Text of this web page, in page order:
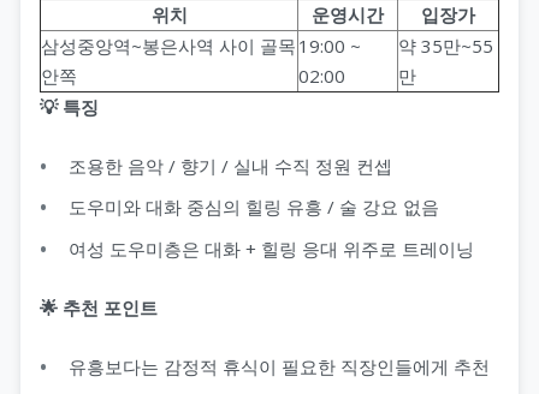
위치 운영시간
입장가
삼성중앙역~봉은사역 사이 골목
안쪽
19:00 ~
02:00
약 35만~55
만
💡 특징
조용한 음악 / 향기 / 실내 수직 정원 컨셉
도우미와 대화 중심의 힐링 유흥 / 술 강요 없음
여성 도우미층은 대화 + 힐링 응대 위주로 트레이닝
🌟 추천 포인트
유흥보다는 감정적 휴식이 필요한 직장인들에게 추천